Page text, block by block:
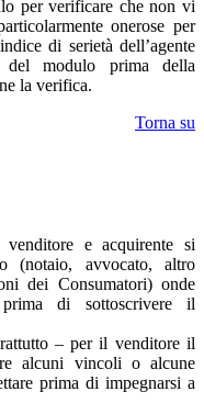
per verificare che non vi
onerose per
di serietà dell’agente
del modulo prima della
la verifica.
Torna su
e acquirente si
(notaio, avvocato, altro
dei Consumatori) onde
prima di sottoscrivere il
– per il venditore il
alcuni vincoli o alcune
prima di impegnarsi a